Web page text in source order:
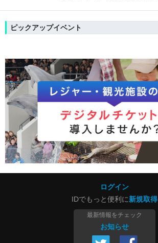
ピックアップイベント
ログイン
IDでもっと便利に新規取得
最新情報をチェック
お知らせ